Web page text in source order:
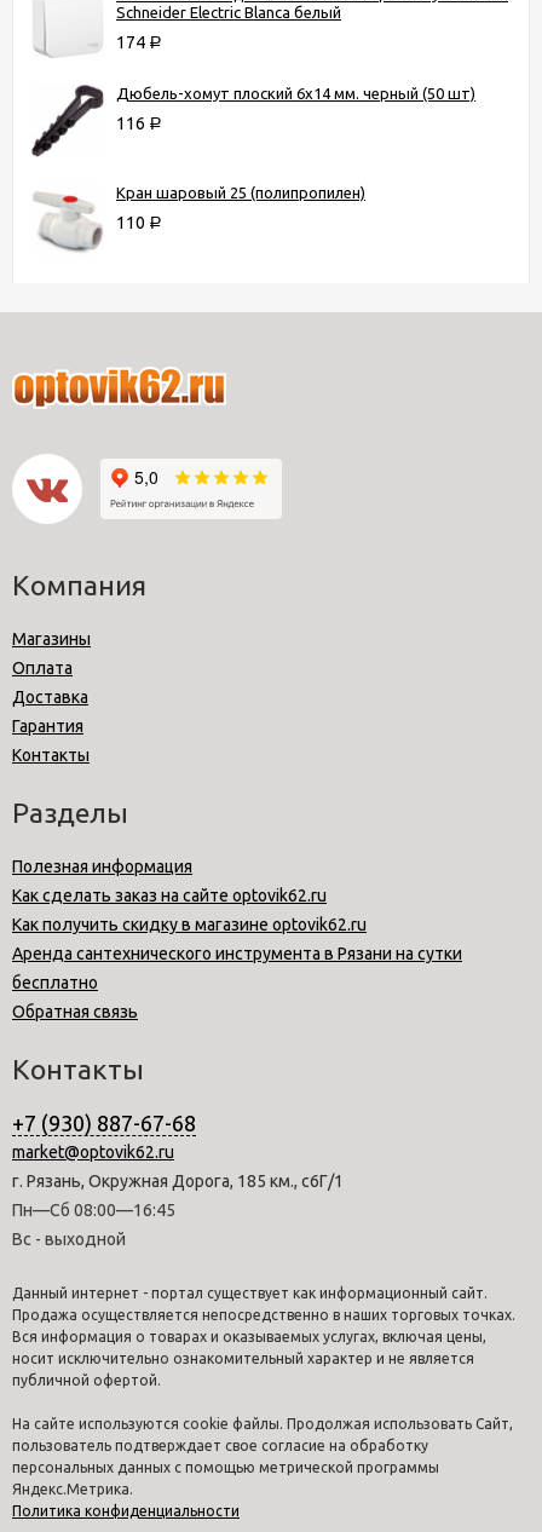
Schneider Electric Blanca белый
174 Р
Дюбель-хомут плоский 6х14 мм. черный (50 шт)
116 Р
Кран шаровый 25 (полипропилен)
110 Р
Компания
Магазины
Оплата
Доставка
Гарантия
Контакты
Разделы
Полезная информация
Как сделать заказ на сайте optovik62.ru
Как получить скидку в магазине optovik62.ru
Аренда сантехнического инструмента в Рязани на сутки
бесплатно
Обратная связь
Контакты
+7 (930) 887-67-68
market@optovik62.ru
г. Рязань, Окружная Дорога, 185 км., с6Г/1
Пн—Сб 08:00—16:45
Вс - выходной
Данный интернет - портал существует как информационный сайт.
Продажа осуществляется непосредственно в наших торговых точках.
Вся информация о товарах и оказываемых услугах, включая цены,
носит исключительно ознакомительный характер и не является
публичной офертой.
На сайте используются cookie файлы. Продолжая использовать Сайт,
пользователь подтверждает свое согласие на обработку
персональных данных с помощью метрической программы
Яндекс.Метрика.
Политика конфиденциальности